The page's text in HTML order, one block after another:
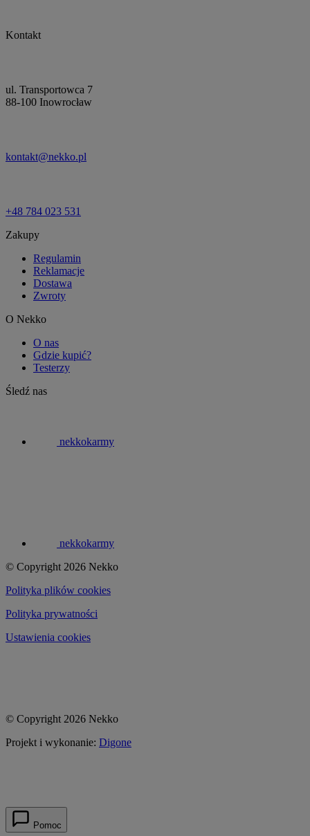
Kontakt
ul. Transportowca 7
88-100 Inowrocław
kontakt@nekko.pl
+48 784 023 531
Zakupy
Regulamin
Reklamacje
Dostawa
Zwroty
O Nekko
O nas
Gdzie kupić?
Testerzy
Śledź nas
nekkokarmy
nekkokarmy
© Copyright 2026 Nekko
Polityka plików cookies
Polityka prywatności
Ustawienia cookies
© Copyright 2026 Nekko
Projekt i wykonanie: Digone
Pomoc